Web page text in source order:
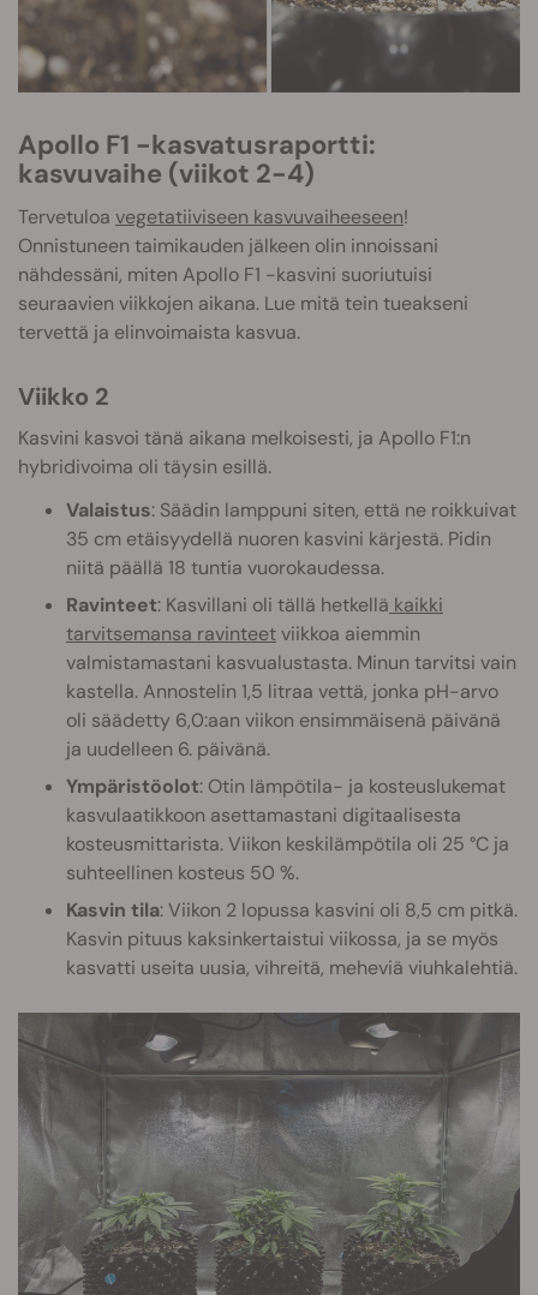
Apollo F1 -kasvatusraportti:
kasvuvaihe (viikot 2-4)
Tervetuloa vegetatiiviseen kasvuvaiheeseen!
Onnistuneen taimikauden jälkeen olin innoissani
nähdessäni, miten Apollo F1 -kasvini suoriutuisi
seuraavien viikkojen aikana. Lue mitä tein tueakseni
tervettä ja elinvoimaista kasvua.
Viikko 2
Kasvini kasvoi tänä aikana melkoisesti, ja Apollo F1:n
hybridivoima oli täysin esillä.
Valaistus: Säädin lamppuni siten, että ne roikkuivat
35 cm etäisyydellä nuoren kasvini kärjestä. Pidin
niitä päällä 18 tuntia vuorokaudessa.
Ravinteet: Kasvillani oli tällä hetkellä kaikki
tarvitsemansa ravinteetviikkoa aiemmin
valmistamastani kasvualustasta. Minun tarvitsi vain
kastella. Annostelin 1,5 litraa vettä, jonka pH-arvo
oli säädetty 6,0:aan viikon ensimmäisenä päivänä
ja uudelleen 6. päivänä.
Ympäristöolot: Otin lämpötila- ja kosteuslukemat
kasvulaatikkoon asettamastani digitaalisesta
kosteusmittarista. Viikon keskilämpötila oli 25 °C ja
suhteellinen kosteus 50 %.
Kasvin tila: Viikon 2 lopussa kasvini oli 8,5 cm pitkä.
Kasvin pituus kaksinkertaistui viikossa, ja se myös
kasvatti useita uusia, vihreitä, meheviä viuhkalehtiä.